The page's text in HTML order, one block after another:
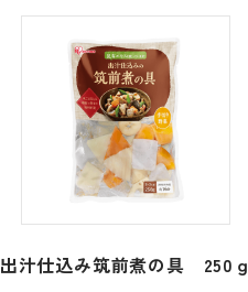
出汁仕込み筑前煮の具 250ｇ